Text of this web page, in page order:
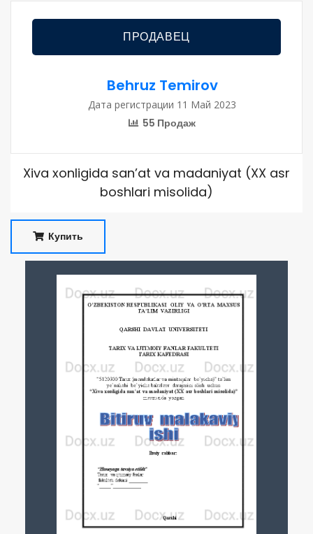
ПРОДАВЕЦ
Behruz Temirov
Дата регистрации 11 Май 2023
55 Продаж
Xiva xonligida san’at va madaniyat (XX asr
boshlari misolida)
Купить